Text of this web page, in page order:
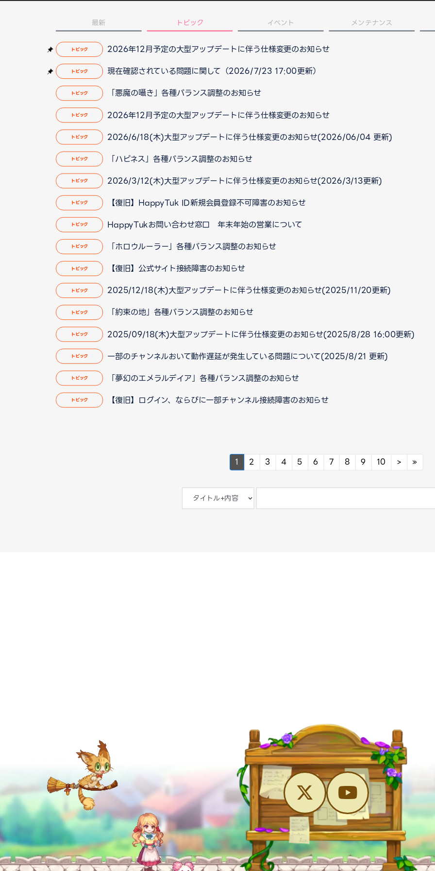
最新 トピック イベント メンテナンス
トピック 2026年12月予定の大型アップデートに伴う仕様変更のお知らせ
トピック 現在確認されている問題に関して（2026/7/23 17:00更新）
トピック 「悪魔の囁き」各種バランス調整のお知らせ
トピック 2026年12月予定の大型アップデートに伴う仕様変更のお知らせ
トピック 2026/6/18(木)大型アップデートに伴う仕様変更のお知らせ(2026/06/04 更新)
トピック 「ハピネス」各種バランス調整のお知らせ
トピック 2026/3/12(木)大型アップデートに伴う仕様変更のお知らせ(2026/3/13更新)
トピック 【復旧】HappyTuk ID新規会員登録不可障害のお知らせ
トピック HappyTukお問い合わせ窓口 年末年始の営業について
トピック 「ホロウルーラー」各種バランス調整のお知らせ
トピック 【復旧】公式サイト接続障害のお知らせ
トピック 2025/12/18(木)大型アップデートに伴う仕様変更のお知らせ(2025/11/20更新)
トピック 「約束の地」各種バランス調整のお知らせ
トピック 2025/09/18(木)大型アップデートに伴う仕様変更のお知らせ(2025/8/28 16:00更新)
トピック 一部のチャンネルおいて動作遅延が発生している問題について(2025/8/21 更新)
トピック 「夢幻のエメラルデイア」各種バランス調整のお知らせ
トピック 【復旧】ログイン、ならびに一部チャンネル接続障害のお知らせ
1 2 3 4 5 6 7 8 9 10 > Next
»